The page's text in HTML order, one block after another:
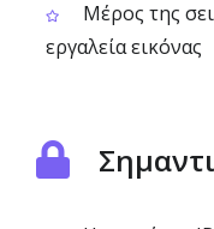
Μέρος της
εργαλεία εικόνας